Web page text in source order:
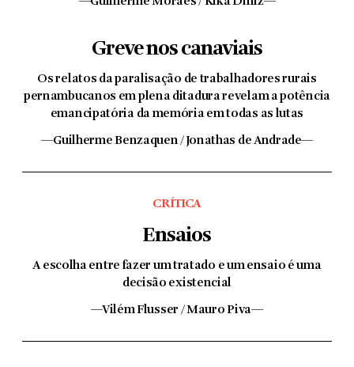
Greve nos canaviais
Os relatos da paralisação de trabalhadores rurais
pernambucanos em plena ditadura revelam a potência
emancipatória da memória em todas as lutas
—Guilherme Benzaquen / Jonathas de Andrade—
CRÍTICA
Ensaios
A escolha entre fazer um tratado e um ensaio é uma
decisão existencial
—Vilém Flusser / Mauro Piva—